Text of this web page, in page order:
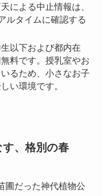
による中止情報は、
ルタイムに確認する
以下および都内在
料です。授乳室やお
るため、小さなお子
い環境です。
、格別の春
圃だった神代植物公